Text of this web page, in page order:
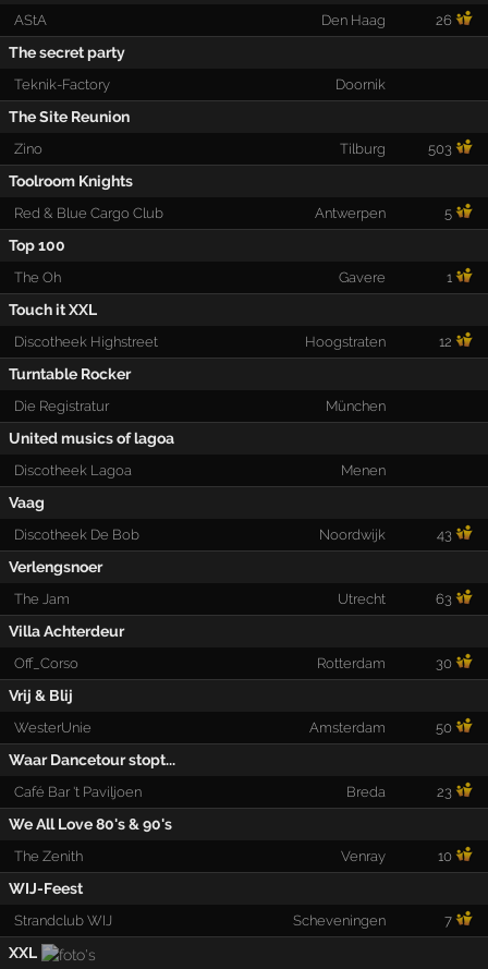
AStA Den Haag 26
The secret party
Teknik-Factory Doornik
The Site Reunion
Zino Tilburg 503
Toolroom Knights
Red & Blue Cargo Club Antwerpen 5
Top 100
The Oh Gavere 1
Touch it XXL
Discotheek Highstreet Hoogstraten 12
Turntable Rocker
Die Registratur München
United musics of lagoa
Discotheek Lagoa Menen
Vaag
Discotheek De Bob Noordwijk 43
Verlengsnoer
The Jam Utrecht 63
Villa Achterdeur
Off_Corso Rotterdam 30
Vrij & Blij
WesterUnie Amsterdam 50
Waar Dancetour stopt...
Café Bar 't Paviljoen Breda 23
We All Love 80's & 90's
The Zenith Venray 10
WIJ-Feest
Strandclub WIJ Scheveningen 7
XXL